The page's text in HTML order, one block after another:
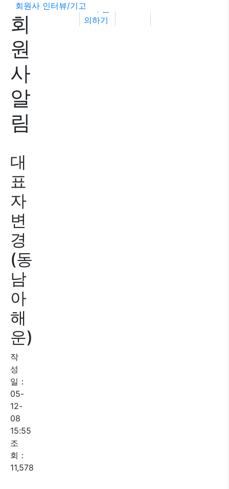
FAQ
의하기
회원사 인터뷰/기고
회
원
사
알
림
대
표
자
변
경
(동
남
아
해
운)
작
성
일：
05-
12-
08
15:55
조
회：
11,578